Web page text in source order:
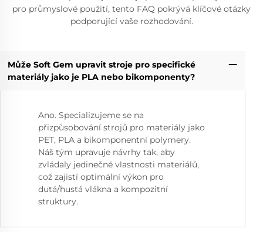
pro průmyslové použití, tento FAQ pokrývá klíčové otázky
podporující vaše rozhodování.
Může Soft Gem upravit stroje pro specifické
materiály jako je PLA nebo bikomponenty?
Ano. Specializujeme se na
přizpůsobování strojů pro materiály jako
PET, PLA a bikomponentní polymery.
Náš tým upravuje návrhy tak, aby
zvládaly jedinečné vlastnosti materiálů,
což zajistí optimální výkon pro
dutá/hustá vlákna a kompozitní
struktury.